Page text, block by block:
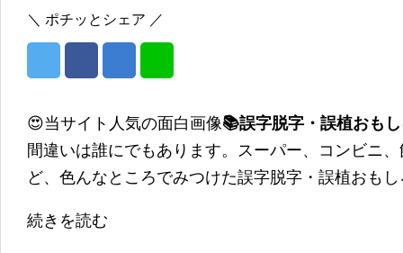
＼ ポチッとシェア ／
😍当サイト人気の面白画像📚誤字脱字・誤植おも
間違いは誰にでもあります。スーパー、コンビニ
ど、色んなところでみつけた誤字脱字・誤植おも
続きを読む